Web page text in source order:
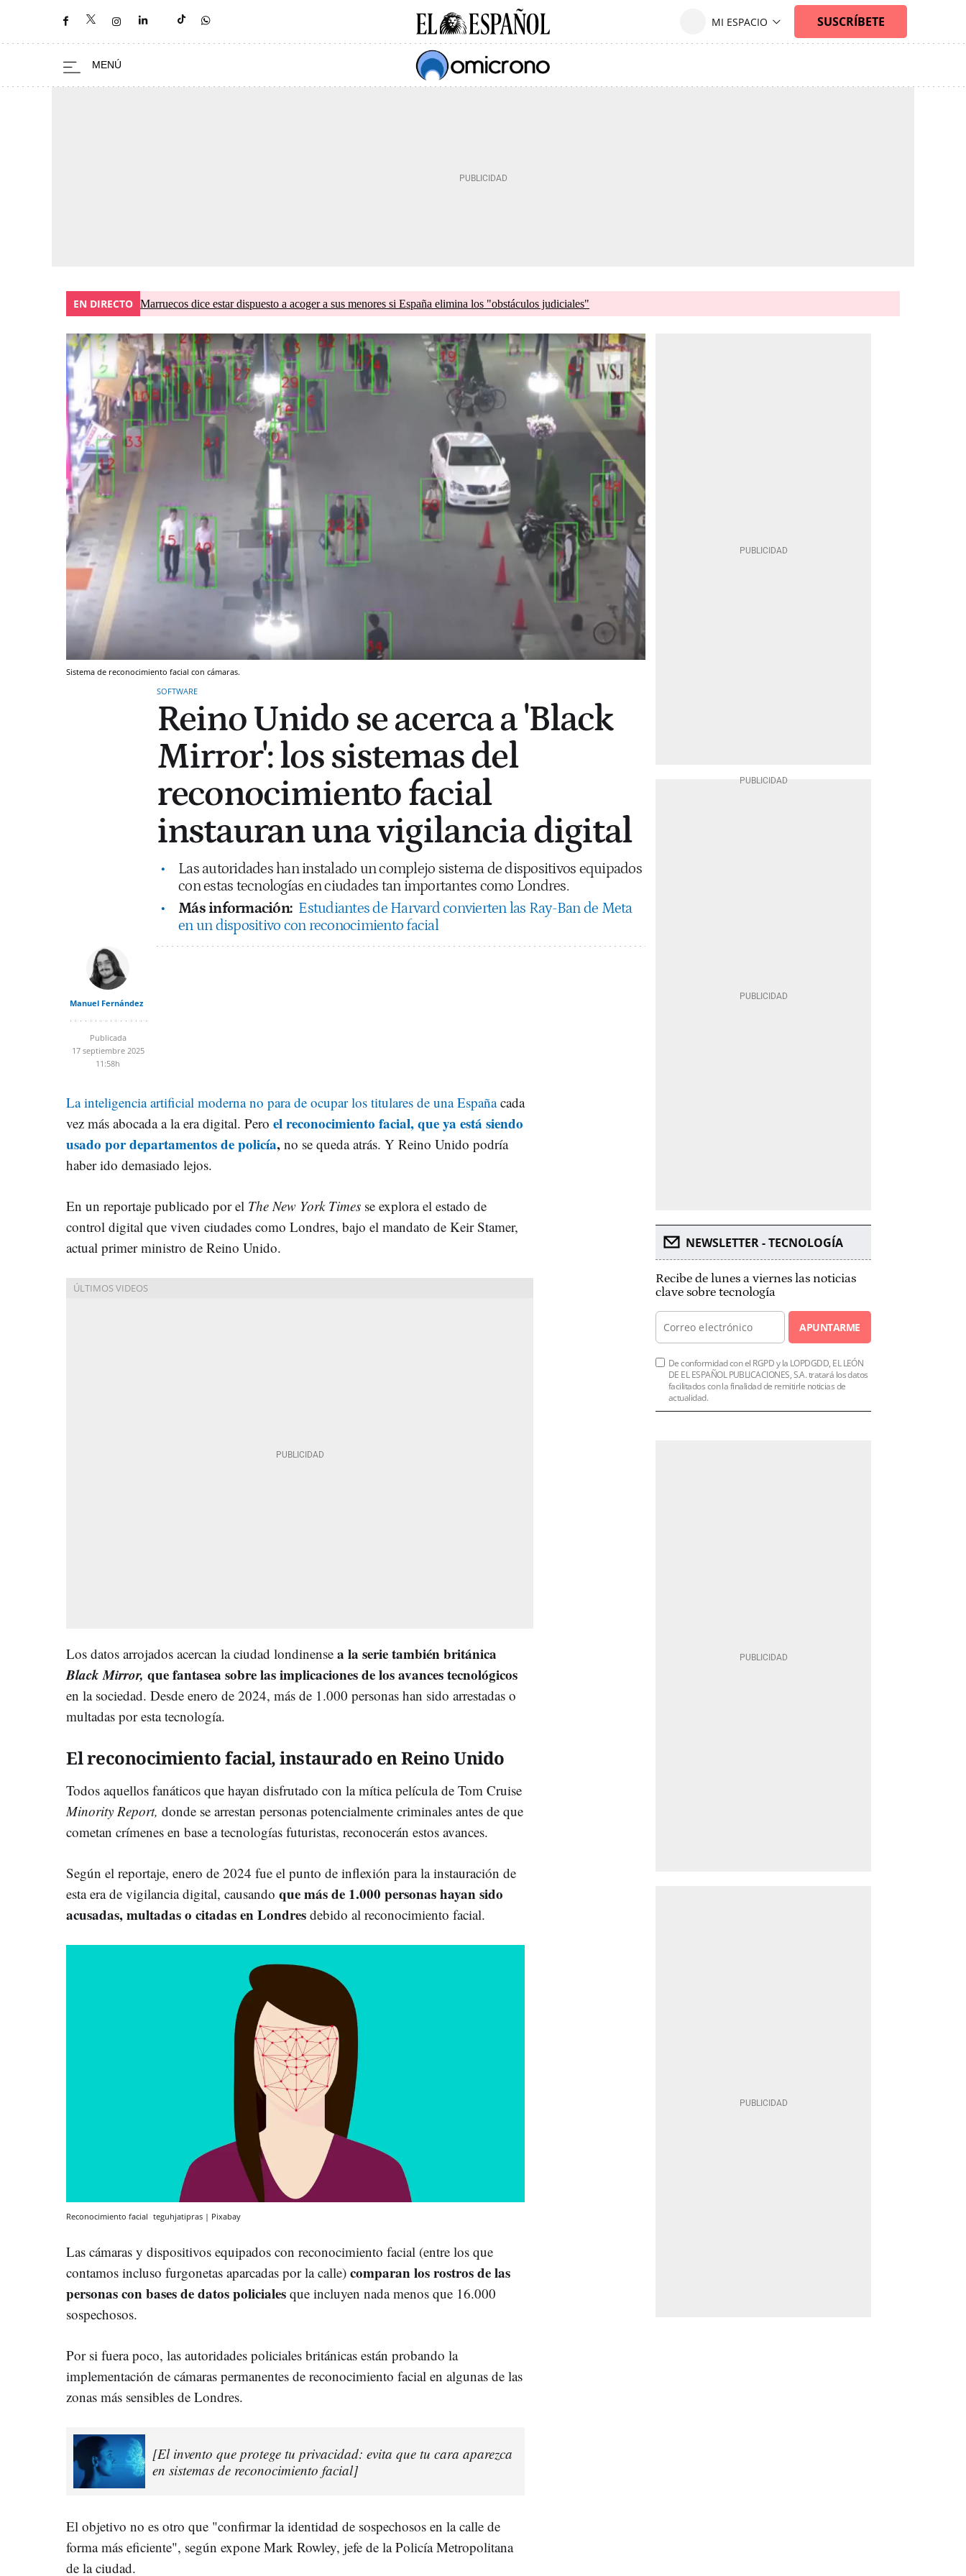
EN DIRECTO Marruecos dice estar dispuesto a acoger a sus menores si España elimina los "obstáculos judiciales"
Sistema de reconocimiento facial con cámaras.
SOFTWARE
Reino Unido se acerca a 'Black
Mirror': los sistemas del
reconocimiento facial
instauran una vigilancia digital
Las autoridades han instalado un complejo sistema de dispositivos equipados
con estas tecnologías en ciudades tan importantes como Londres.
Más información: Estudiantes de Harvard convierten las Ray-Ban de Meta
en un dispositivo con reconocimiento facial
Manuel Fernández
Publicada
17 septiembre 2025
11:58h
La inteligencia artificial moderna no para de ocupar los titulares de una Españacada
vez más abocada a la era digital. Pero el reconocimiento facial, que ya está siendo
usado por departamentos de policía, no se queda atrás. Y Reino Unido podría
haber ido demasiado lejos.
En un reportaje publicado por el The New York Times se explora el estado de
control digital que viven ciudades como Londres, bajo el mandato de Keir Stamer,
actual primer ministro de Reino Unido.
Los datos arrojados acercan la ciudad londinense a la serie también británica
Black Mirror, que fantasea sobre las implicaciones de los avances tecnológicos
en la sociedad. Desde enero de 2024, más de 1.000 personas han sido arrestadas o
multadas por esta tecnología.
El reconocimiento facial, instaurado en Reino Unido
Todos aquellos fanáticos que hayan disfrutado con la mítica película de Tom Cruise
Minority Report, donde se arrestan personas potencialmente criminales antes de que
cometan crímenes en base a tecnologías futuristas, reconocerán estos avances.
Según el reportaje, enero de 2024 fue el punto de inflexión para la instauración de
esta era de vigilancia digital, causando que más de 1.000 personas hayan sido
acusadas, multadas o citadas en Londres debido al reconocimiento facial.
Reconocimiento facial teguhjatipras | Pixabay
Las cámaras y dispositivos equipados con reconocimiento facial (entre los que
contamos incluso furgonetas aparcadas por la calle) comparan los rostros de las
personas con bases de datos policiales que incluyen nada menos que 16.000
sospechosos.
Por si fuera poco, las autoridades policiales británicas están probando la
implementación de cámaras permanentes de reconocimiento facial en algunas de las
zonas más sensibles de Londres.
[El invento que protege tu privacidad: evita que tu cara aparezca
en sistemas de reconocimiento facial]
El objetivo no es otro que "confirmar la identidad de sospechosos en la calle de
forma más eficiente", según expone Mark Rowley, jefe de la Policía Metropolitana
de la ciudad.
NEWSLETTER - TECNOLOGÍA
Recibe de lunes a viernes las noticias
clave sobre tecnología
APUNTARME
De conformidad con el RGPD y la LOPDGDD, EL LEÓN
DE EL ESPAÑOL PUBLICACIONES, S.A. tratará los datos
facilitados con la finalidad de remitirle noticias de
actualidad.